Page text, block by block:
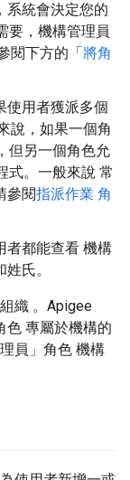
系統會決定您的
要，機構管理員
閱下方的「將角
使用者獲派多個
說，如果一個角
但另一個角色允
式。一般來說 常
參閱指派作業 角
者都能查看 機構
氏。
織 。Apigee
色 專屬於機構的
員」角色 機構